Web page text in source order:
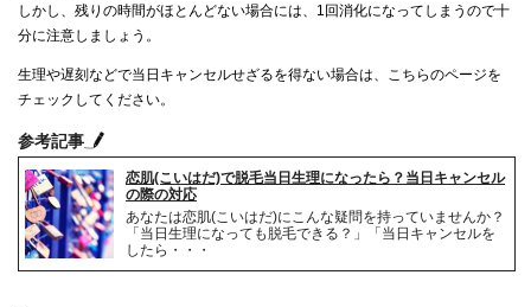
しかし、残りの時間がほとんどない場合には、1回消化になってしまうので十
分に注意しましょう。
生理や遅刻などで当日キャンセルせざるを得ない場合は、こちらのページを
チェックしてください。
参考記事
恋肌(こいはだ)で脱毛当日生理になったら？当日キャンセル
の際の対応
あなたは恋肌(こいはだ)にこんな疑問を持っていませんか？
「当日生理になっても脱毛できる？」「当日キャンセルを
したら・・・